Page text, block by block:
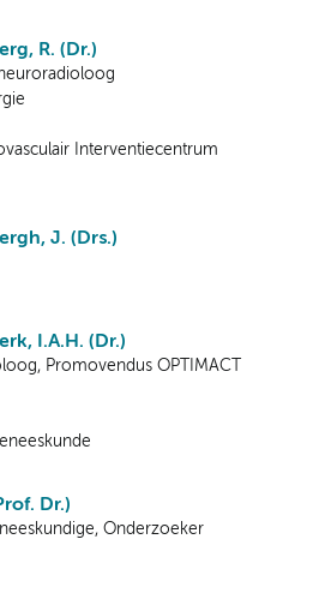
R. (Dr.)
Interventiecentrum
J. (Drs.)
I.A.H. (Dr.)
Promovendus OPTIMACT
Dr.)
Onderzoeker